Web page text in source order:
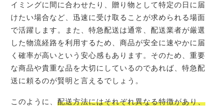
イミングに間に合わせたり、贈り物として特定の日に届
けたい場合など、迅速に受け取ることが求められる場面
で活躍します。また、特急配送は通常、配送業者が厳選
した物流経路を利用するため、商品が安全に速やかに届
く確率が高いという安心感もあります。そのため、重要
な商品や貴重な品を大切にしているのであれば、特急配
送に頼るのが賢明と言えるでしょう。
このように、配送方法にはそれぞれ異なる特徴があり、